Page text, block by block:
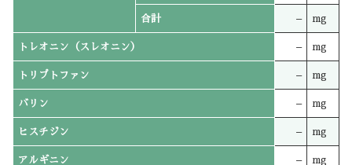
合計 – mg
トレオニン（スレオニン） – mg
トリプトファン – mg
バリン – mg
ヒスチジン – mg
アルギニン – mg